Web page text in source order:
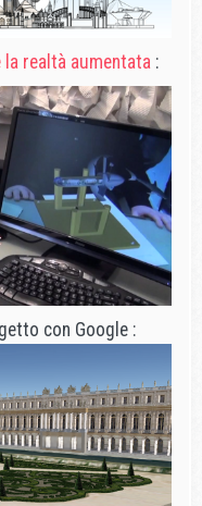
la realtà aumentata :
con Google :